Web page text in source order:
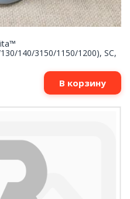
140/3150/1150/1200), SC,
В корзину